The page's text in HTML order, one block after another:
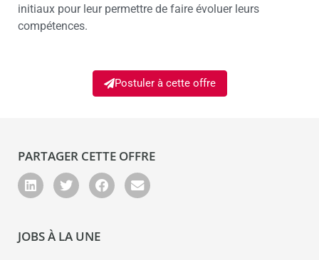
initiaux pour leur permettre de faire évoluer leurs
compétences.
Postuler à cette offre
PARTAGER CETTE OFFRE
JOBS À LA UNE